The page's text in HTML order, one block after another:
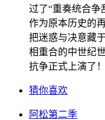
过了“重奏统合争
作为原本历史的
把迷惑与决意藏
相重合的中世纪
抗争正式上演了！
猜你喜欢
阿松第二季